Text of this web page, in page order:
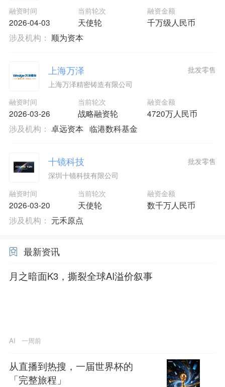
融资时间
2026-04-03
当前轮次
天使轮
融资金额
千万级人民币
涉及机构： 顺为资本
上海万泽
上海万泽精密铸造有限公司
融资时间
2026-03-26
当前轮次
战略融资轮
融资金额
4720万人民币
批发零售
涉及机构： 卓远资本 临港数科基金
十镜科技
深圳十镜科技有限公司
融资时间
2026-03-20
当前轮次
天使轮
融资金额
数千万人民币
批发零售
涉及机构： 元禾原点
最新资讯
月之暗面K3，撕裂全球AI溢价叙事
AI 一周前
从直播到热搜，一届世界杯的
「完整旅程」